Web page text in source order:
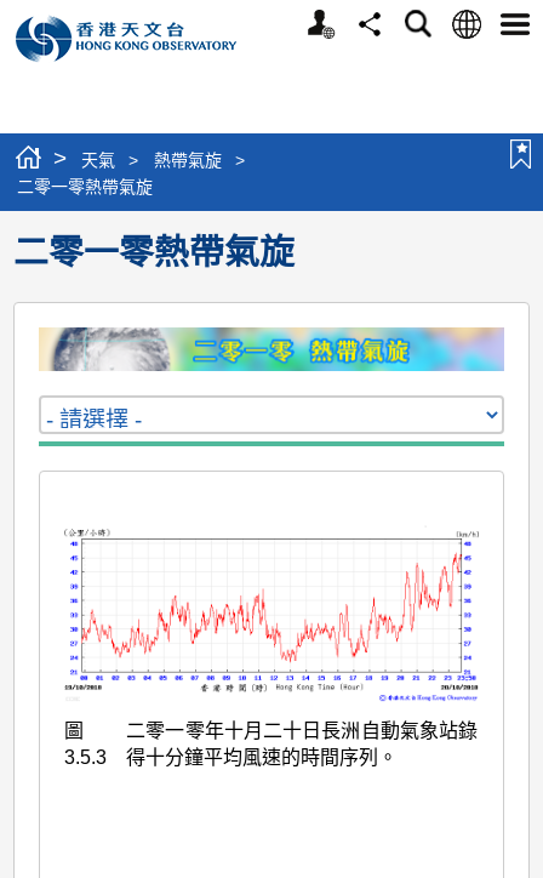
個
分
搜
語
選
> 天氣 > 熱帶氣旋
>
二零一零熱帶氣旋
二零一零熱帶氣旋
圖
3.5.3
二零一零年十月二十日長洲自動氣象站錄
得十分鐘平均風速的時間序列。